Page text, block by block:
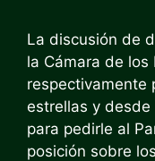
La discusión de
la Cámara de
respectivamente
estrellas y desde
para pedirle al
posición sobre